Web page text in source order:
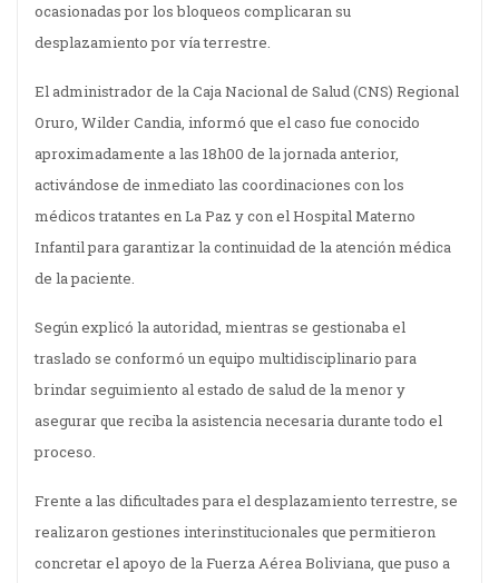
ocasionadas por los bloqueos complicaran su
desplazamiento por vía terrestre.
El administrador de la Caja Nacional de Salud (CNS) Regional
Oruro, Wilder Candia, informó que el caso fue conocido
aproximadamente a las 18h00 de la jornada anterior,
activándose de inmediato las coordinaciones con los
médicos tratantes en La Paz y con el Hospital Materno
Infantil para garantizar la continuidad de la atención médica
de la paciente.
Según explicó la autoridad, mientras se gestionaba el
traslado se conformó un equipo multidisciplinario para
brindar seguimiento al estado de salud de la menor y
asegurar que reciba la asistencia necesaria durante todo el
proceso.
Frente a las dificultades para el desplazamiento terrestre, se
realizaron gestiones interinstitucionales que permitieron
concretar el apoyo de la Fuerza Aérea Boliviana, que puso a